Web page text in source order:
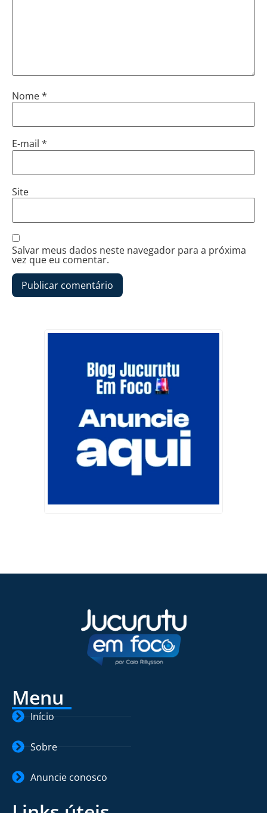
Nome*
E-mail *
Site
Salvar meus dados neste navegador para a próxima
vez que eu comentar.
Menu
Início
Sobre
Anuncie conosco